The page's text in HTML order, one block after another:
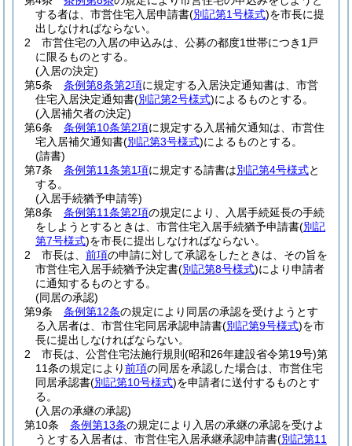
する者は、市営住宅入居申請書(別記第1号様式)を市長に提
出しなければならない。
2
市営住宅の入居の申込みは、公募の都度1世帯につき1戸
に限るものとする。
(入居の決定)
第5条
条例第8条第2項に規定する入居決定通知書は、市営
住宅入居決定通知書(別記第2号様式)によるものとする。
(入居補欠者の決定)
第6条
条例第10条第2項に規定する入居補欠通知は、市営住
宅入居補欠通知書(別記第3号様式)によるものとする。
(請書)
第7条
条例第11条第1項に規定する請書は別記第4号様式と
する。
(入居手続猶予申請等)
第8条
条例第11条第2項の規定により、入居手続延長の手続
をしようとするときは、市営住宅入居手続猶予申請書(別記
第7号様式)を市長に提出しなければならない。
2
市長は、 前項の申請に対して承認をしたときは、その旨を
市営住宅入居手続猶予決定書(別記第8号様式)により申請者
に通知するものとする。
(同居の承認)
第9条
条例第12条の規定により同居の承認を受けようとす
る入居者は、市営住宅同居承認申請書(別記第9号様式)を市
長に提出しなければならない。
2
市長は、公営住宅法施行規則 (昭和26年建設省令第19号)第
11条の規定により前項の同居を承認した場合は、市営住宅
同居承認書(別記第10号様式)を申請者に送付するものとす
る。
(入居の承継の承認)
第10条
条例第13条の規定により入居の承継の承認を受けよ
うとする入居者は、市営住宅入居承継承認申請書(別記第11